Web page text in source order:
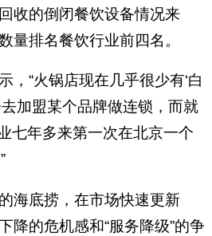
收的倒闭餐饮设备情况来
量排名餐饮行业前四名。
，“火锅店现在几乎很少有‘白
加盟某个品牌做连锁，而就
七年多来第一次在北京一个
海底捞，在市场快速更新
降的危机感和“服务降级”的争